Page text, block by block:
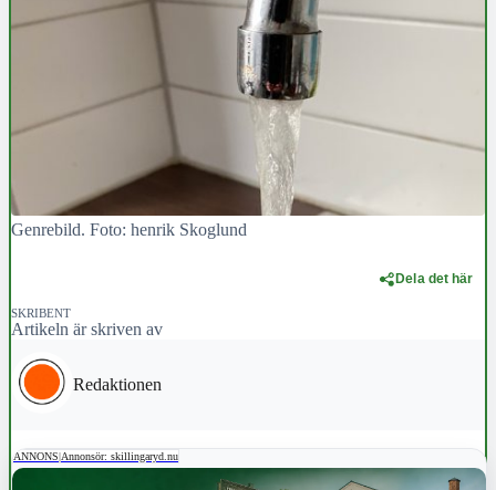
Genrebild. Foto: henrik Skoglund
Dela det här
SKRIBENT
Artikeln är skriven av
Redaktionen
ANNONS|Annonsör: skillingaryd.nu